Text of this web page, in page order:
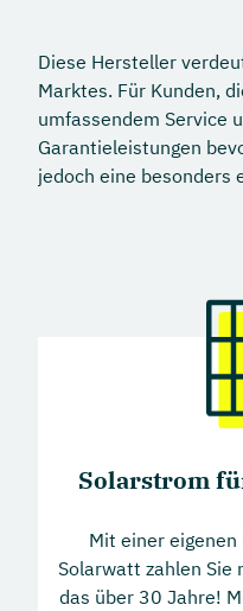
Engineering-
Produkte mit
Vertriebsaktivitäten.
Diese Hersteller
Marktes. Für Kunden,
umfassendem Service
Garantieleistungen
jedoch eine besonders
Solarstrom
Mit einer
Solarwatt zahlen Sie
das über 30 Jahre!